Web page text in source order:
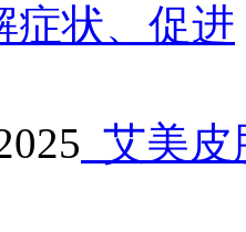
症状、促进
艾美皮